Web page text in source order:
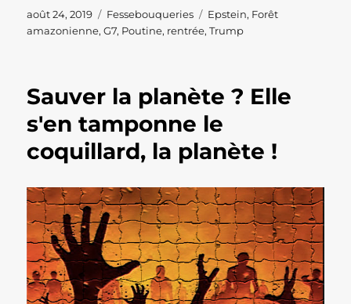
Publié
le
août 24, 2019 Catégories
Fessebouqueries Étiquettes
Epstein, Forêt
amazonienne,G7, Poutine, rentrée,Trump
Sauver la planète ? Elle
s'en tamponne le
coquillard, la planète !